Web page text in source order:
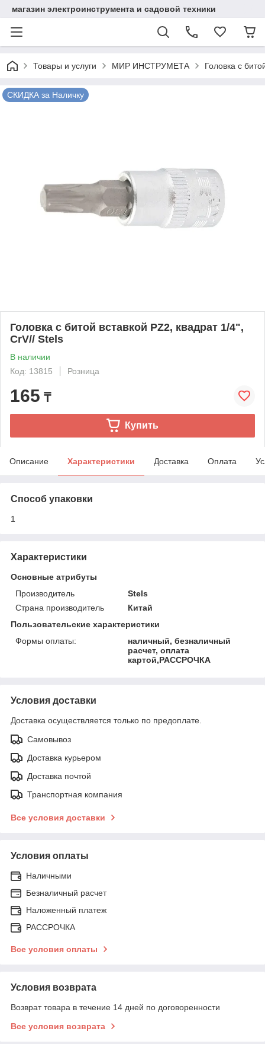
магазин электроинструмента и садовой техники
Товары и услуги МИР ИНСТРУМЕТА Головка с
СКИДКА за Наличку
Головка с битой вставкой PZ2, квадрат 1/4",
CrV// Stels
В наличии
Код: 13815
Розница
165 ₸
Купить
Описание Характеристики Доставка Оплата
Способ упаковки
1
Характеристики
Основные атрибуты
Производитель
Stels
Страна производитель
Китай
Пользовательские характеристики
Формы оплаты:
наличный, безналичный
расчет, оплата
картой,РАССРОЧКА
Условия доставки
Доставка осуществляется только по предоплате.
Самовывоз
Доставка курьером
Доставка почтой
Транспортная компания
Все условия доставки
Условия оплаты
Наличными
Безналичный расчет
Наложенный платеж
РАССРОЧКА
Все условия оплаты
Условия возврата
Возврат товара в течение 14 дней по договоренности
Все условия возврата